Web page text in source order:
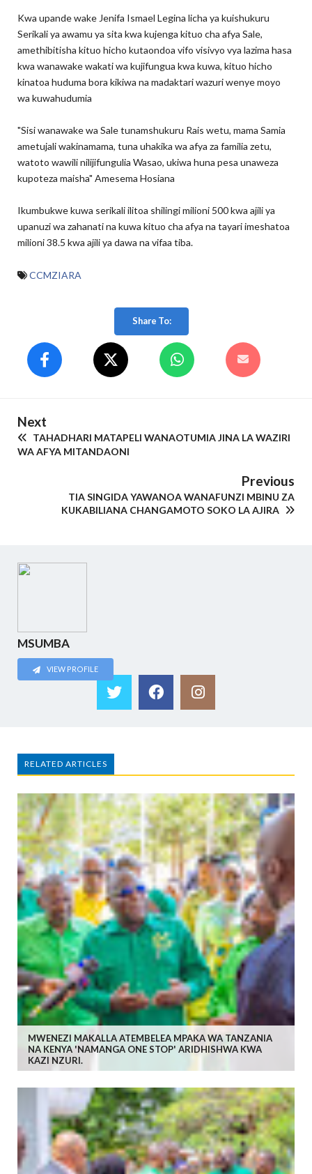
Kwa upande wake Jenifa Ismael Legina licha ya kuishukuru
Serikali ya awamu ya sita kwa kujenga kituo cha afya Sale,
amethibitisha kituo hicho kutaondoa vifo visivyo vya lazima hasa
kwa wanawake wakati wa kujifungua kwa kuwa, kituo hicho
kinatoa huduma bora kikiwa na madaktari wazuri wenye moyo
wa kuwahudumia
"Sisi wanawake wa Sale tunamshukuru Rais wetu, mama Samia
ametujali wakinamama, tuna uhakika wa afya za familia zetu,
watoto wawili nilijifungulia Wasao, ukiwa huna pesa unaweza
kupoteza maisha" Amesema Hosiana
Ikumbukwe kuwa serikali ilitoa shilingi milioni 500 kwa ajili ya
upanuzi wa zahanati na kuwa kituo cha afya na tayari imeshatoa
milioni 38.5 kwa ajili ya dawa na vifaa tiba.
CCMZIARA
Share To:
Next
TAHADHARI MATAPELI WANAOTUMIA JINA LA WAZIRI
WA AFYA MITANDAONI
Previous
TIA SINGIDA YAWANOA WANAFUNZI MBINU ZA
KUKABILIANA CHANGAMOTO SOKO LA AJIRA
MSUMBA
VIEW PROFILE
RELATED ARTICLES
MWENEZI MAKALLA ATEMBELEA MPAKA WA TANZANIA
NA KENYA 'NAMANGA ONE STOP' ARIDHISHWA KWA
KAZI NZURI.